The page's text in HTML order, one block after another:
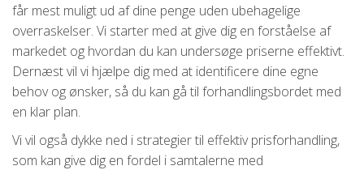
får mest muligt ud af dine penge uden ubehagelige
overraskelser. Vi starter med at give dig en forståelse af
markedet og hvordan du kan undersøge priserne effektivt.
Dernæst vil vi hjælpe dig med at identificere dine egne
behov og ønsker, så du kan gå til forhandlingsbordet med
en klar plan.
Vi vil også dykke ned i strategier til effektiv prisforhandling,
som kan give dig en fordel i samtalerne med